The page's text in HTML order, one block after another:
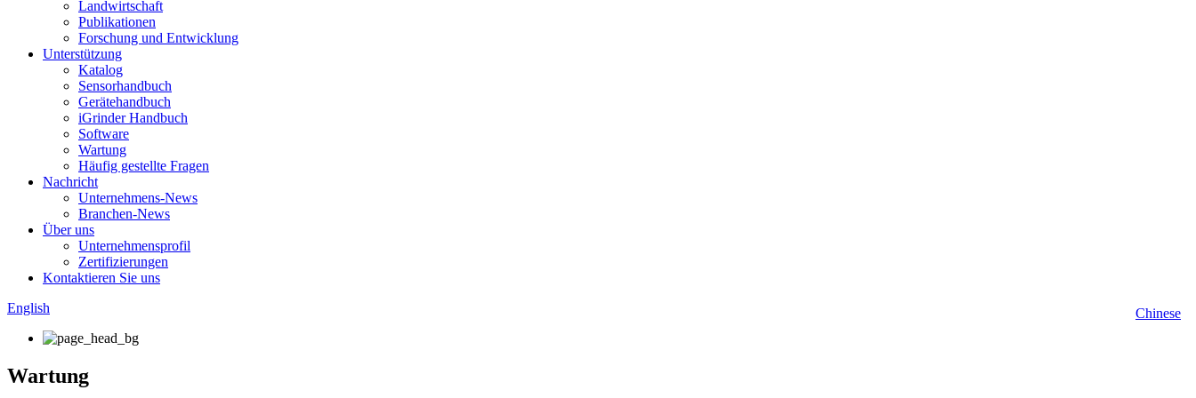
Landwirtschaft
Publikationen
Forschung und Entwicklung
Unterstützung
Katalog
Sensorhandbuch
Gerätehandbuch
iGrinder Handbuch
Software
Wartung
Häufig gestellte Fragen
Nachricht
Unternehmens-News
Branchen-News
Über uns
Unternehmensprofil
Zertifizierungen
Kontaktieren Sie uns
Chinese
English
Wartung